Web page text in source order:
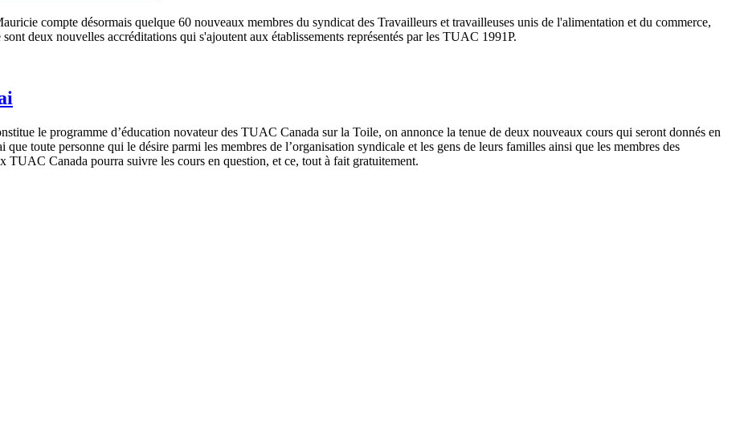
compte désormais quelque 60 nouveaux membres du syndicat des Travailleurs et travailleuses unis de l'alimentation et du commerce,
deux nouvelles accréditations qui s'ajoutent aux établissements représentés par les TUAC 1991P.
le programme d’éducation novateur des TUAC Canada sur la Toile, on annonce la tenue de deux nouveaux cours qui seront donnés en
toute personne qui le désire parmi les membres de l’organisation syndicale et les gens de leurs familles ainsi que les membres des
TUAC Canada pourra suivre les cours en question, et ce, tout à fait gratuitement.